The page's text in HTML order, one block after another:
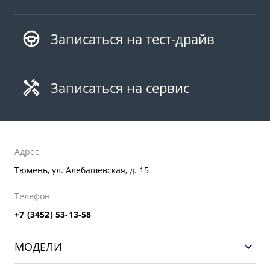
Записаться на тест-драйв
Записаться на сервис
Адрес
Тюмень, ул. Алебашевская, д. 15
Телефон
+7 (3452) 53-13-58
МОДЕЛИ